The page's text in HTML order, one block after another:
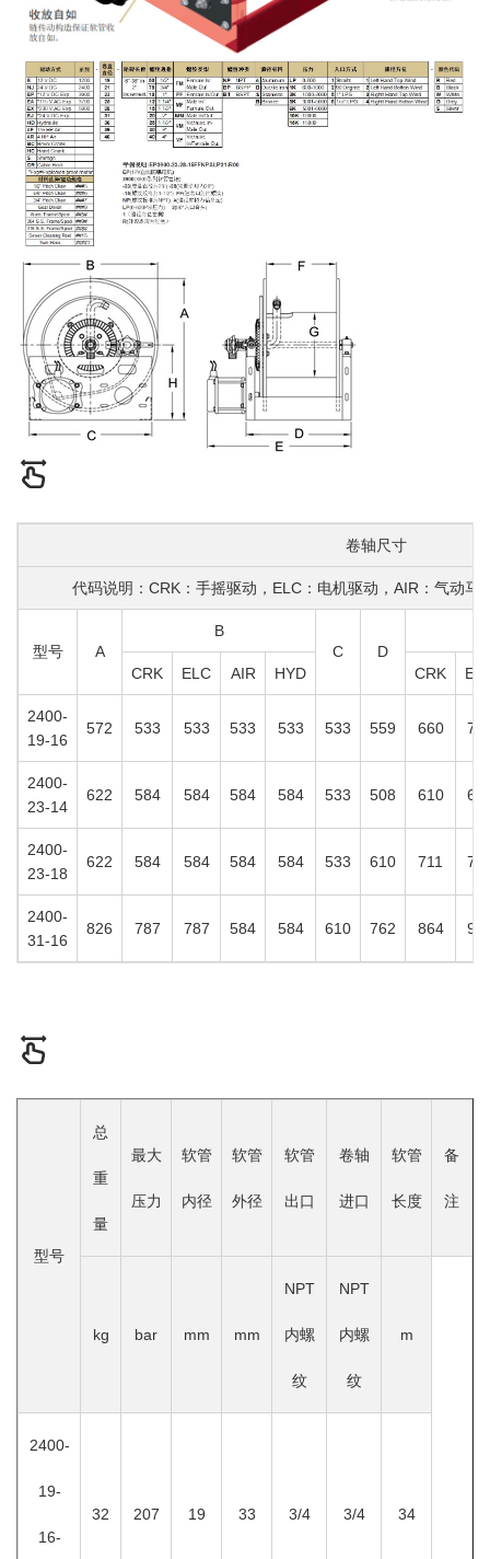
卷轴尺寸
代码说明：CRK：手摇驱动，ELC：电机驱动，AIR：气动马
型号 A
B
C
D
CRK
ELC AIR HYD CRK
2400-
19-16
572 533 533 533 533 533 559 660
2400-
23-14
622 584 584 584 584 533 508 610
2400-
23-18
622 584 584 584 584 533 610 711
2400-
31-16
826 787 787 584 584 610 762 864
型号
总
重
量
最大
压力
软管
内径
软管
外径
软管
出口
卷轴
进口
软管
长度
备
注
kg bar mm mm
NPT
内螺
纹
NPT
内螺
纹
m
2400-
19-
16-
32 207 19 33 3/4 3/4 34